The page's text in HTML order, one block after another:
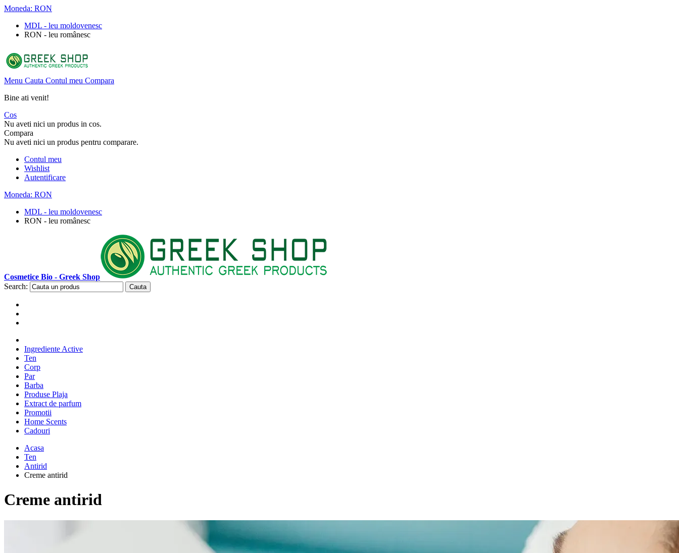
Moneda: RON
MDL - leu moldovenesc
RON - leu românesc
Menu Cauta Contul meu Compara
Bine ati venit!
Cos
Nu aveti nici un produs in cos.
Compara
Nu aveti nici un produs pentru comparare.
Contul meu
Wishlist
Autentificare
Moneda: RON
MDL - leu moldovenesc
RON - leu românesc
Cosmetice Bio - Greek Shop
Search:
Cauta
Ingrediente Active
Ten
Corp
Par
Barba
Produse Plaja
Extract de parfum
Promotii
Home Scents
Cadouri
Acasa
Ten
Antirid
Creme antirid
Creme antirid